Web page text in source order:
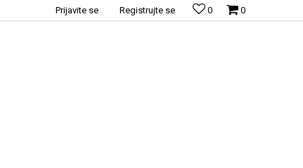
0
0
Prijavite se Registrujte se